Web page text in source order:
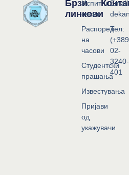
Брзи
линкови
Испитни
сесии
Распоред
на
часови
Студентски
прашања
Известувања
Пријави
од
укажувачи
Тел:
02-
3240-
401